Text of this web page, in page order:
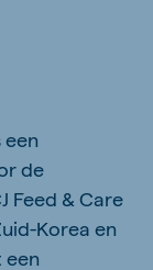
een
de
Feed & Care
Korea en
een